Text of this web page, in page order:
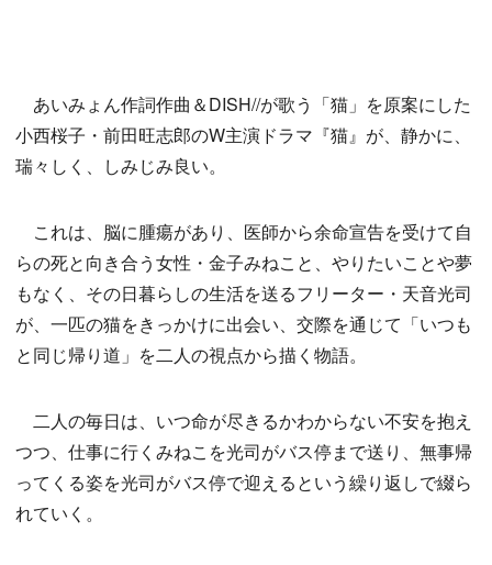
あいみょん作詞作曲＆DISH//が歌う「猫」を原案にした
小西桜子・前田旺志郎のW主演ドラマ『猫』が、静かに、
瑞々しく、しみじみ良い。
これは、脳に腫瘍があり、医師から余命宣告を受けて自
らの死と向き合う女性・金子みねこと、やりたいことや夢
もなく、その日暮らしの生活を送るフリーター・天音光司
が、一匹の猫をきっかけに出会い、交際を通じて「いつも
と同じ帰り道」を二人の視点から描く物語。
二人の毎日は、いつ命が尽きるかわからない不安を抱え
つつ、仕事に行くみねこを光司がバス停まで送り、無事帰
ってくる姿を光司がバス停で迎えるという繰り返しで綴ら
れていく。